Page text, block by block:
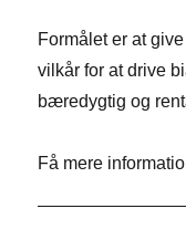
oe
n
t
r
Formålet er at
vilkår for at drive
bæredygtig og
Få mere